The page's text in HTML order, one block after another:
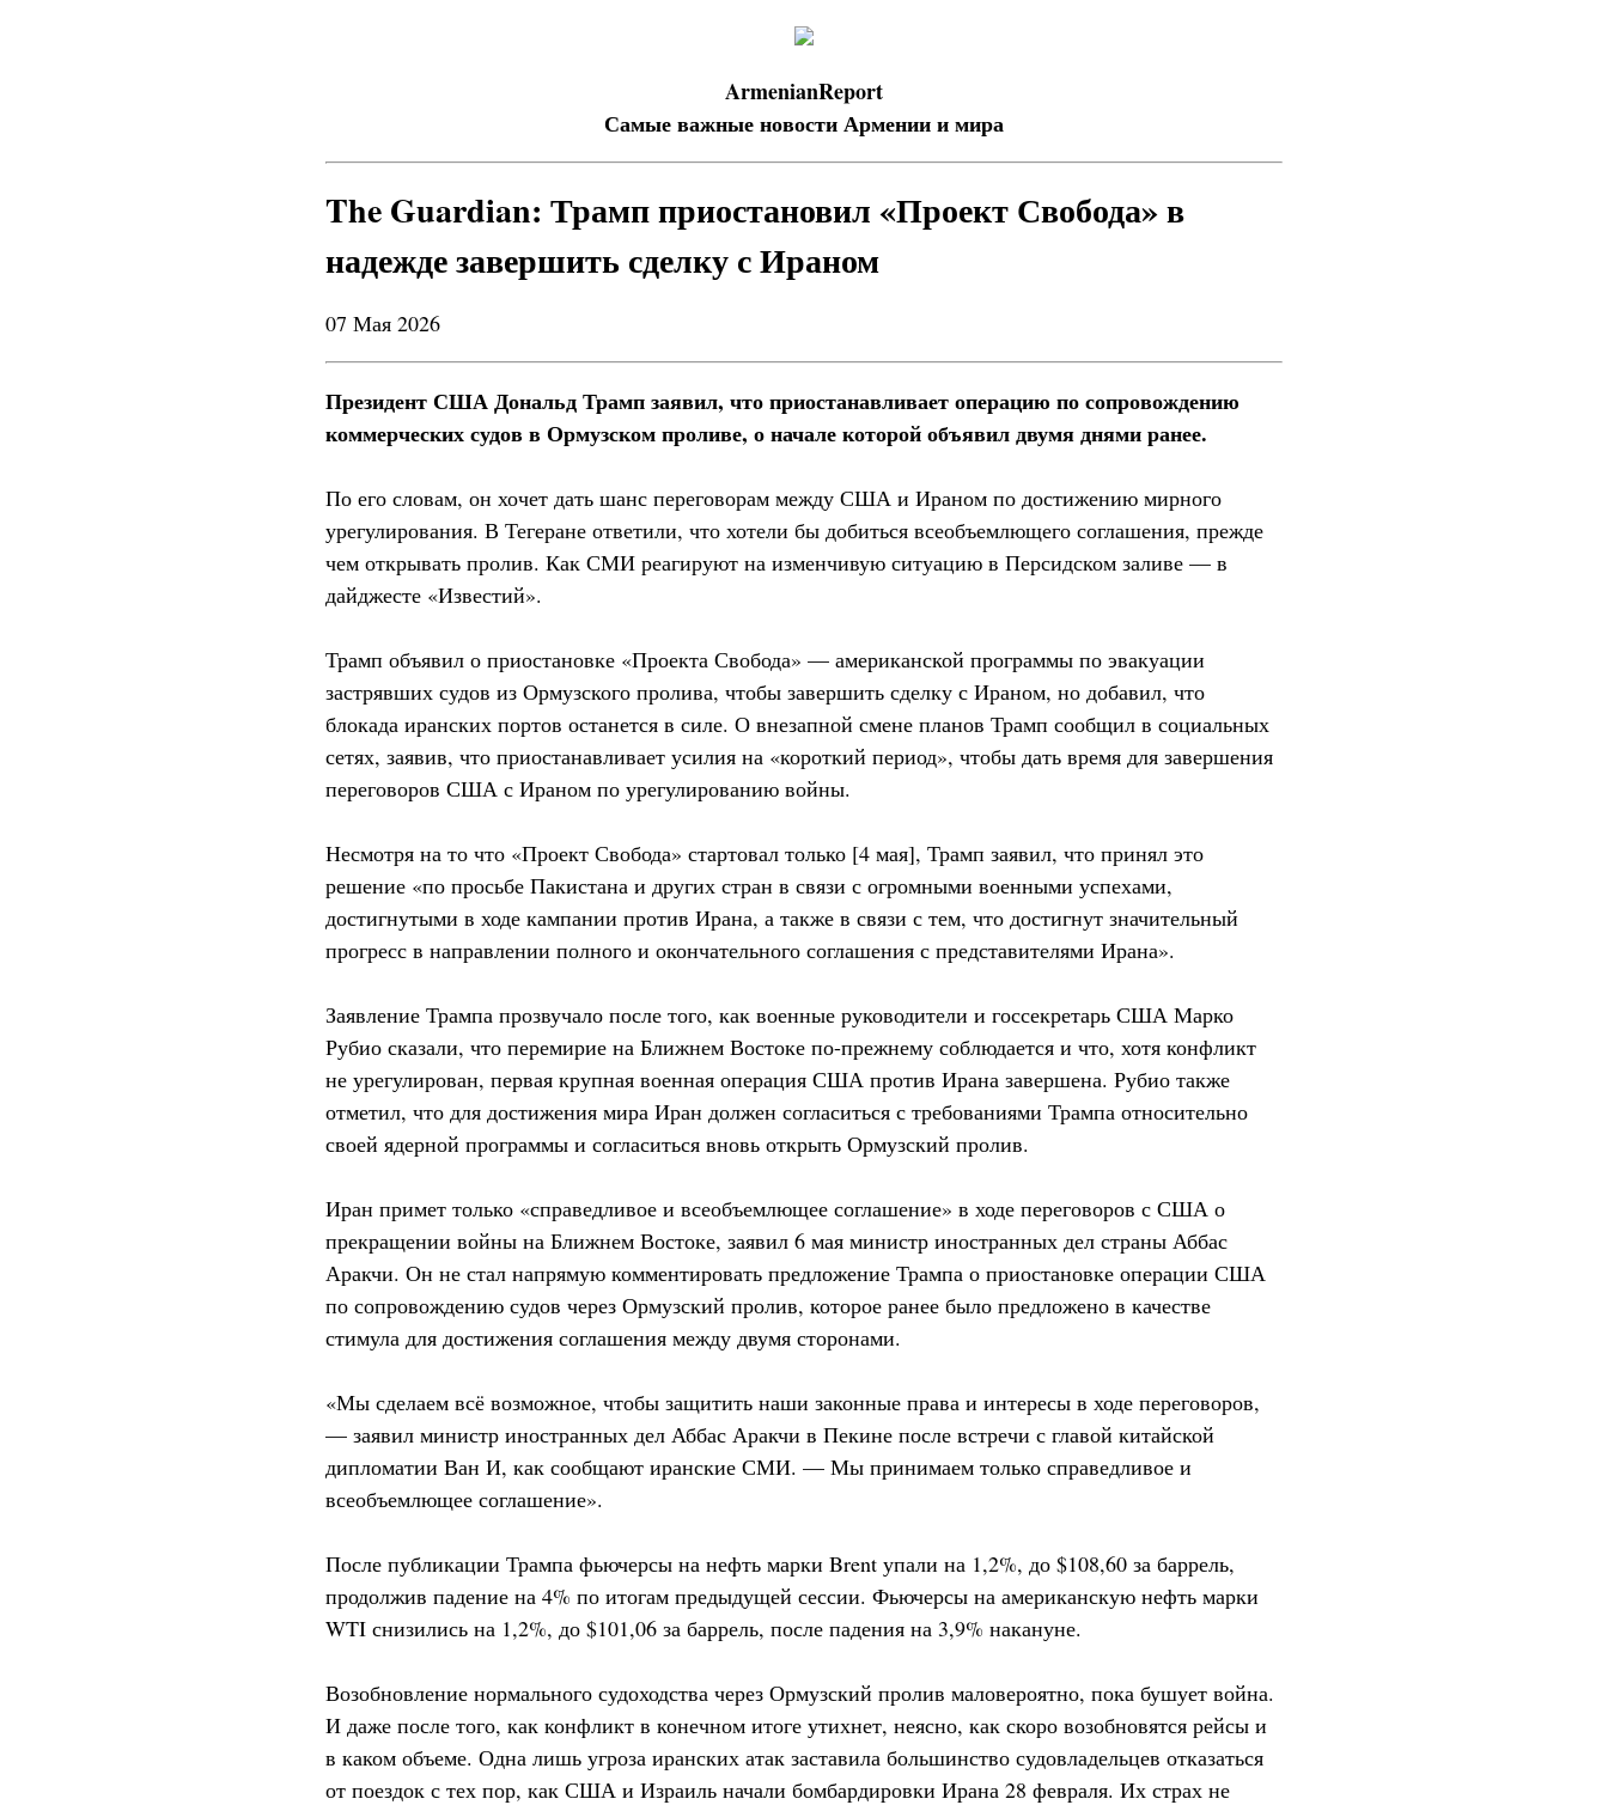
ArmenianReport
Самые важные новости Армении и мира
The Guardian: Трамп приостановил «Проект Свобода» в
надежде завершить сделку с Ираном
07 Мая 2026
Президент США Дональд Трамп заявил, что приостанавливает операцию по сопровождению
коммерческих судов в Ормузском проливе, о начале которой объявил двумя днями ранее.
По его словам, он хочет дать шанс переговорам между США и Ираном по достижению мирного
урегулирования. В Тегеране ответили, что хотели бы добиться всеобъемлющего соглашения, прежде
чем открывать пролив. Как СМИ реагируют на изменчивую ситуацию в Персидском заливе — в
дайджесте «Известий».
Трамп объявил о приостановке «Проекта Свобода» — американской программы по эвакуации
застрявших судов из Ормузского пролива, чтобы завершить сделку с Ираном, но добавил, что
блокада иранских портов останется в силе. О внезапной смене планов Трамп сообщил в социальных
сетях, заявив, что приостанавливает усилия на «короткий период», чтобы дать время для завершения
переговоров США с Ираном по урегулированию войны.
Несмотря на то что «Проект Свобода» стартовал только [4 мая], Трамп заявил, что принял это
решение «по просьбе Пакистана и других стран в связи с огромными военными успехами,
достигнутыми в ходе кампании против Ирана, а также в связи с тем, что достигнут значительный
прогресс в направлении полного и окончательного соглашения с представителями Ирана».
Заявление Трампа прозвучало после того, как военные руководители и госсекретарь США Марко
Рубио сказали, что перемирие на Ближнем Востоке по-прежнему соблюдается и что, хотя конфликт
не урегулирован, первая крупная военная операция США против Ирана завершена. Рубио также
отметил, что для достижения мира Иран должен согласиться с требованиями Трампа относительно
своей ядерной программы и согласиться вновь открыть Ормузский пролив.
Иран примет только «справедливое и всеобъемлющее соглашение» в ходе переговоров с США о
прекращении войны на Ближнем Востоке, заявил 6 мая министр иностранных дел страны Аббас
Аракчи. Он не стал напрямую комментировать предложение Трампа о приостановке операции США
по сопровождению судов через Ормузский пролив, которое ранее было предложено в качестве
стимула для достижения соглашения между двумя сторонами.
«Мы сделаем всё возможное, чтобы защитить наши законные права и интересы в ходе переговоров,
— заявил министр иностранных дел Аббас Аракчи в Пекине после встречи с главой китайской
дипломатии Ван И, как сообщают иранские СМИ. — Мы принимаем только справедливое и
всеобъемлющее соглашение».
После публикации Трампа фьючерсы на нефть марки Brent упали на 1,2%, до $108,60 за баррель,
продолжив падение на 4% по итогам предыдущей сессии. Фьючерсы на американскую нефть марки
WTI снизились на 1,2%, до $101,06 за баррель, после падения на 3,9% накануне.
Возобновление нормального судоходства через Ормузский пролив маловероятно, пока бушует война.
И даже после того, как конфликт в конечном итоге утихнет, неясно, как скоро возобновятся рейсы и
в каком объеме. Одна лишь угроза иранских атак заставила большинство судовладельцев отказаться
от поездок с тех пор, как США и Израиль начали бомбардировки Ирана 28 февраля. Их страх не